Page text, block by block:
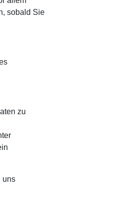
sobald Sie
zu
uns